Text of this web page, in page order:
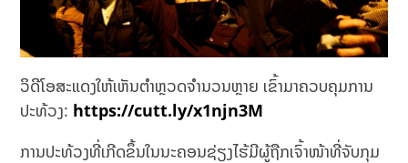
ວິດີໂອສະແດງໃຫ້ເຫັນຕໍາຫຼວດຈຳນວນຫຼາຍ ເຂົ້າມາຄວບຄຸມການ
ປະທ້ວງ: https://cutt.ly/x1njn3M
ການປະທ້ວງທີ່ເກີດຂຶ້ນໃນນະຄອນຊ່ຽງໄຮ້ມີຜູ້ຖືກເຈົ້າໜ້າທີ່ຈັບກຸມ